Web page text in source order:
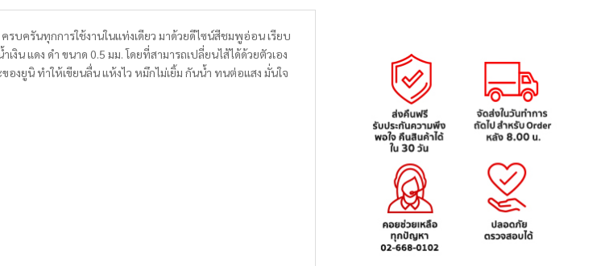
ครันทุกการใช้งานในแท่งเดียว มาด้วยดีไซน์สีชมพูอ่อน เรียบ
น แดง ดำ ขนาด 0.5 มม. โดยที่สามารถเปลี่ยนไส้ได้ด้วยตัวเอง
ยูนิ ทำให้เขียนลื่น แห้งไว หมึกไม่เยิ้ม กันน้ำ ทนต่อแสง มั่นใจ